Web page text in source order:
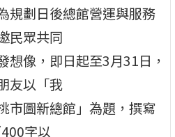
規劃日後總館營運與服務
民眾共同
想像，即日起至3月31日，
友以「我
市圖新總館」為題，撰寫
字以